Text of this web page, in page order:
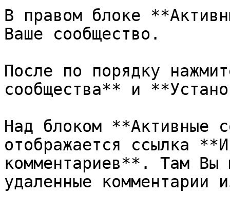
В правом блоке
Ваше сообщество.
После по порядку
сообщества** и
Над блоком **Активные
отображается ссылка
комментариев**. Там Вы
удаленные комментарии